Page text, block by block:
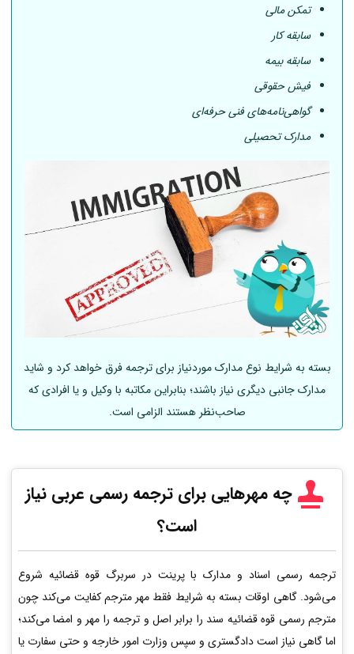
تمکن مالی
سابقه کار
سابقه بیمه
فیش حقوقی
گواهی‌نامه‌های فنی حرفه‌ای
مدارک تحصیلی
بسته به شرایط نوع مدارک موردنیاز برای ترجمه فرق خواهد کرد و شاید
مدارک جانبی دیگری نیاز باشند؛ بنابراین مکاتبه با وکیل و یا افرادی که
صاحب‌نظر هستند الزامی است.
چه مهرهایی برای ترجمه رسمی عربی نیاز
است؟
ترجمه رسمی اسناد و مدارک با پرینت در سربرگ قوه قضائیه شروع
می‌شود. گاهی اوقات بسته به شرایط فقط مهر مترجم کفایت می‌کند چون
مترجم رسمی قوه قضائیه سند را برابر اصل و ترجمه را مهر و امضا می‌کند؛
اما گاهی نیاز است دادگستری و سپس وزارت امور خارجه و حتی سفارت یا